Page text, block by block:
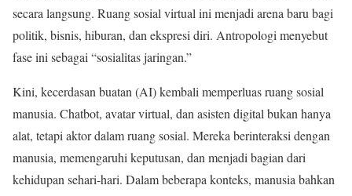
secara langsung. Ruang sosial virtual ini menjadi arena baru bagi
politik, bisnis, hiburan, dan ekspresi diri. Antropologi menyebut
fase ini sebagai “sosialitas jaringan.”
Kini, kecerdasan buatan (AI) kembali memperluas ruang sosial
manusia. Chatbot, avatar virtual, dan asisten digital bukan hanya
alat, tetapi aktor dalam ruang sosial. Mereka berinteraksi dengan
manusia, memengaruhi keputusan, dan menjadi bagian dari
kehidupan sehari-hari. Dalam beberapa konteks, manusia bahkan